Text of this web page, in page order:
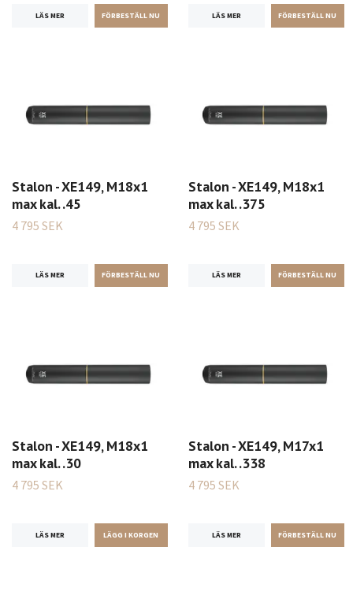
LÄS MER LÄS MER
Stalon - XE149, M18x1
max kal. .45
4 795 SEK
LÄS MER
Stalon - XE149, M18x1
max kal. .375
4 795 SEK
LÄS MER
Stalon - XE149, M18x1
max kal. .30
4 795 SEK
LÄS MER
Stalon - XE149, M17x1
max kal. .338
4 795 SEK
LÄS MER